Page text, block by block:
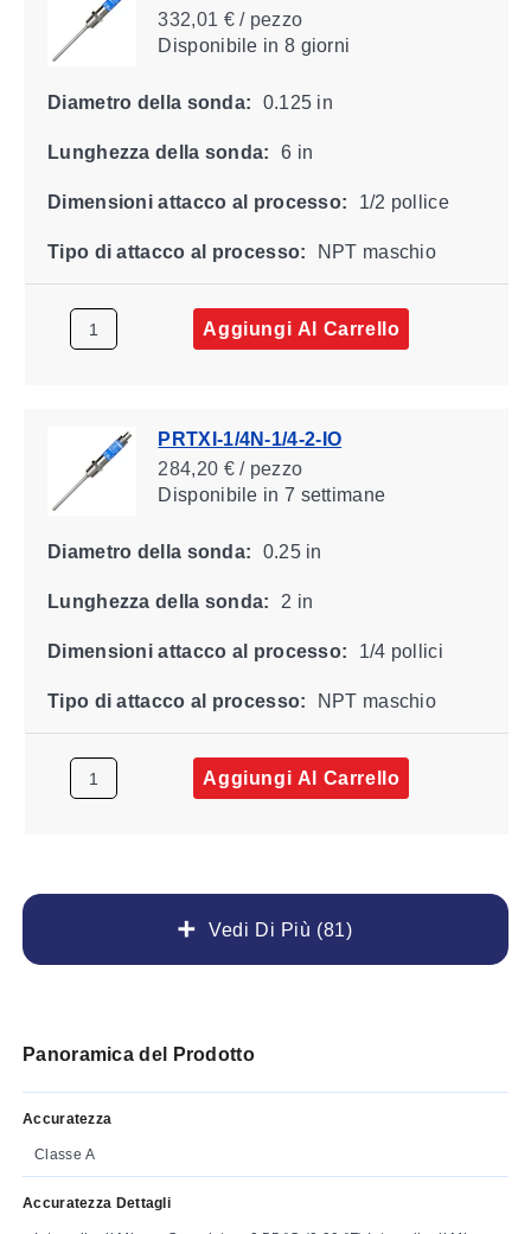
Vedi Di Più (81)
332,01 € / pezzo
Disponibile in 8 giorni
Diametro della sonda: 0.125 in
Lunghezza della sonda: 6 in
Dimensioni attacco al processo: 1/2 pollice
Tipo di attacco al processo: NPT maschio
Aggiungi Al Carrello
PRTXI-1/4N-1/4-2-IO
284,20 € / pezzo
Disponibile in 7 settimane
Diametro della sonda: 0.25 in
Lunghezza della sonda: 2 in
Dimensioni attacco al processo: 1/4 pollici
Tipo di attacco al processo: NPT maschio
Aggiungi Al Carrello
Panoramica del Prodotto
Accuratezza
Classe A
Accuratezza Dettagli